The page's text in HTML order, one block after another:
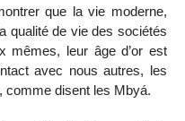
que la vie moderne,
qualité de vie des sociétés
mêmes, leur âge d’or est
avec nous autres, les
comme disent les Mbyá.